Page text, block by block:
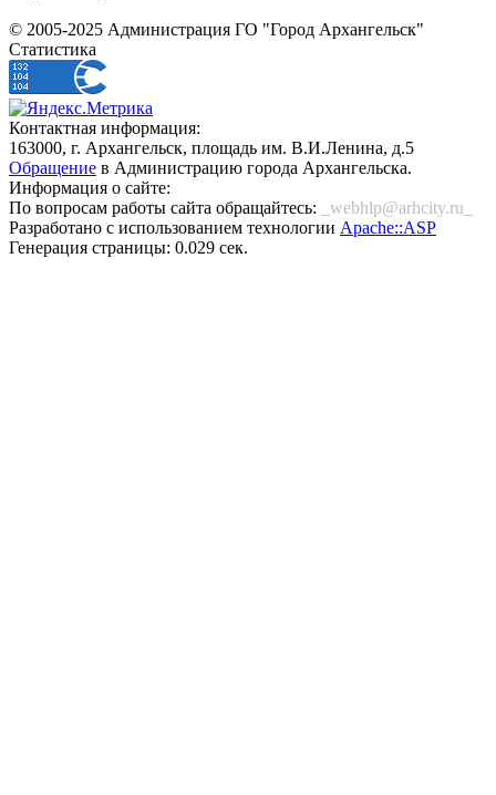
© 2005-2025 Администрация ГО "Город Архангельск"
Статистика
Контактная информация:
163000, г. Архангельск, площадь им. В.И.Ленина, д.5
Обращение в Администрацию города Архангельска.
Информация о сайте:
По вопросам работы сайта обращайтесь:
_webhlp@arhcity.ru_
Разработано с использованием технологии Apache::ASP
Генерация страницы: 0.029 сек.